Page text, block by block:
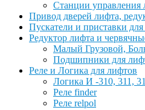
Станции
Привод дверей лифта,
Пускатели и приставки
Редуктор лифта и
Малый Грузовой,
Подшипники для
Реле и Логика для лифтов
Логика И -310, 311,
Реле findеr
Реле relpol